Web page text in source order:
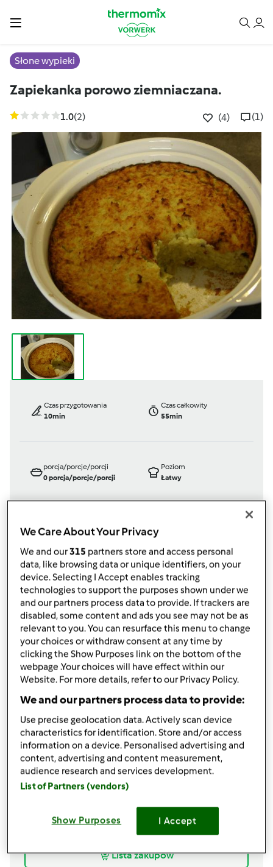
Słone wypieki
Zapiekanka porowo ziemniaczana.
1.0(2) (4) (1)
Czas przygotowania
10min
Czas całkowity
55min
porcja/porcje/porcji
0porcja/porcje/porcji
Poziom
Łatwy
TM 31
przezGość
opublikowany: 14/01/15
zmieniono dnia: 18/01/15
Dodaj do moich kolekcji
podziel się przepisem
Stwórz wariant
Składniki
2łyżeczkisoli
3/4łyżeczkipieprzu
200gsera ricotta
900gziemniaków
gcebuli
Lista zakupów
We Care About Your Privacy
We and our315 partners store and access personal
data, like browsing data or unique identifiers, on your
device. Selecting I Accept enables tracking
technologies to support the purposes shown under we
and our partners process data to provide. If trackers are
disabled, some content and ads you see may not be as
relevant to you. You can resurface this menu to change
your choices or withdraw consent at any time by
clicking the Show Purposes link on the bottom of the
webpage .Your choices will have effect within our
Website. For more details, refer to our Privacy Policy.
We and our partners process data to provide:
Use precise geolocation data. Actively scan device
characteristics for identification. Store and/or access
information on a device. Personalised advertising and
content, advertising and content measurement,
audience research and services development.
List of Partners (vendors)
Show Purposes I Accept